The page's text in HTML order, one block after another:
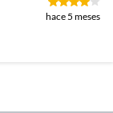
hace 5 meses